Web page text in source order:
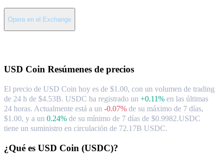
Opera en el Exchange
USD Coin Resúmenes de precios
El precio de USD Coin hoy es de $1.00, con un volumen de trading
de 24 h de $4.53B. USDC ha registrado un +0.11% en las últimas
24 horas. Actualmente está a un -0.07% de su máximo de 7 días,
$1.00, y a un 0.24% de su mínimo de 7 días de $0.9982.USDC
tiene un suministro en circulación de 72.17B USDC.
¿Qué es USD Coin (USDC)?